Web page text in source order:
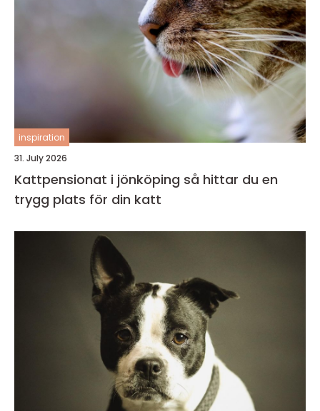
inspiration
31. July 2026
Kattpensionat i jönköping så hittar du en
trygg plats för din katt